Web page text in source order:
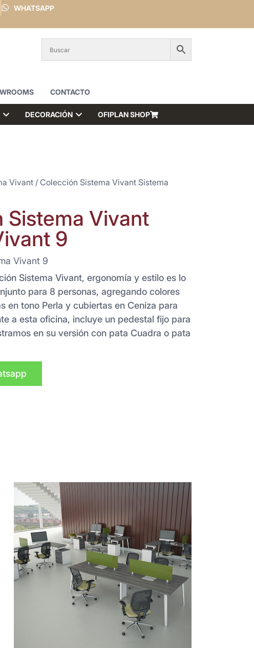
WHATSAPP
CONTACTO
DECORACIÓN OFIPLAN SHOP
Vivant / Colección Sistema Vivant Sistema
Sistema Vivant
9
Vivant 9
Sistema Vivant, ergonomía y estilo es lo
para 8 personas, agregando colores
en tono Perla y cubiertas en Ceniza para
a esta oficina, incluye un pedestal fijo para
en su versión con pata Cuadra o pata